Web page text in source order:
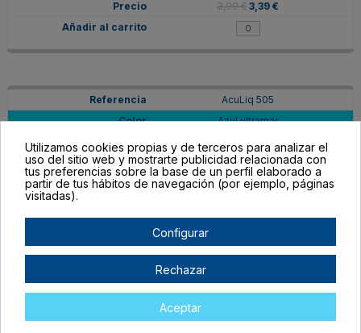
3,99 € 3,39 €
AcuLiq 505
Azul ultramar
3,99 € 3,39 €
AcuLiq 508
3,99 € 3,39 €
Utilizamos cookies propias y de terceros para analizar el
uso del sitio web y mostrarte publicidad relacionada con
tus preferencias sobre la base de un perfil elaborado a
partir de tus hábitos de navegación (por ejemplo, páginas
visitadas).
Configurar
Rechazar
Aceptar